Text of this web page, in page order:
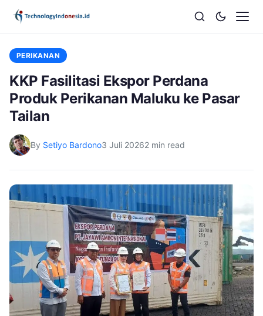
PERIKANAN
KKP Fasilitasi Ekspor Perdana
Produk Perikanan Maluku ke Pasar
Tailan
By Setiyo Bardono3 Juli 20262 min read